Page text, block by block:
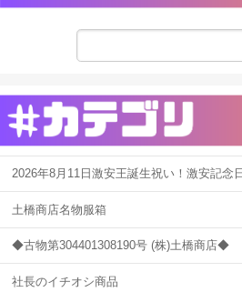
2026年8月11日激安王誕生祝い！激安記念
土橋商店名物服箱
◆古物第304401308190号 (株)土橋商店◆
社長のイチオシ商品